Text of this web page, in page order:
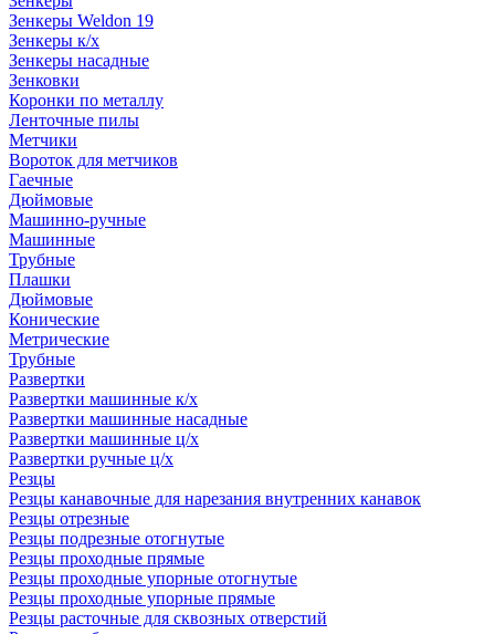
Зенкеры Weldon 19
Зенкеры к/х
Зенкеры насадные
Зенковки
Коронки по металлу
Ленточные пилы
Метчики
Вороток для метчиков
Гаечные
Дюймовые
Машинно-ручные
Машинные
Трубные
Плашки
Дюймовые
Конические
Метрические
Трубные
Развертки
Развертки машинные к/х
Развертки машинные насадные
Развертки машинные ц/х
Развертки ручные ц/х
Резцы
Резцы канавочные для нарезания внутренних канавок
Резцы отрезные
Резцы подрезные отогнутые
Резцы проходные прямые
Резцы проходные упорные отогнутые
Резцы проходные упорные прямые
Резцы расточные для сквозных отверстий